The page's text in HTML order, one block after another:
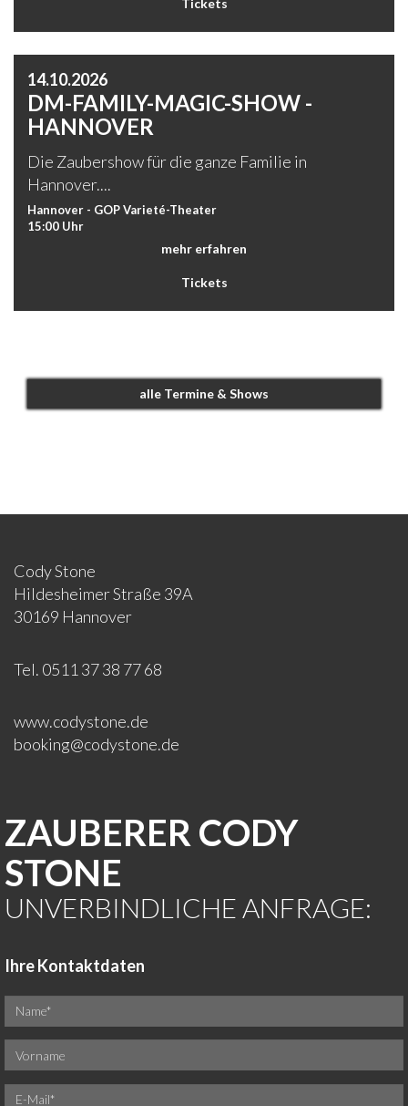
14.10.2026
DM-FAMILY-MAGIC-SHOW -
HANNOVER
Die Zaubershow für die ganze Familie in
Hannover....
Hannover - GOP Varieté-Theater
15:00 Uhr
mehr erfahren
Tickets
alle Termine & Shows
Cody Stone
Hildesheimer Straße 39A
30169 Hannover
Tel. 0511 37 38 77 68
www.codystone.de
booking@codystone.de
ZAUBERER CODY
STONE
UNVERBINDLICHE ANFRAGE:
Ihre Kontaktdaten